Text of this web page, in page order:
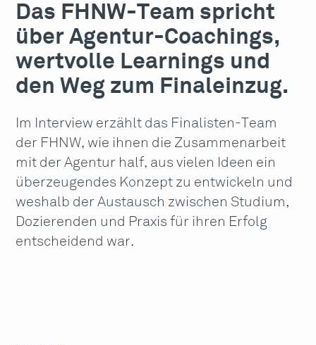
Das FHNW-Team spricht
über Agentur-Coachings,
wertvolle Learnings und
den Weg zum Finaleinzug.
Im Interview erzählt das Finalisten-Team
der FHNW, wie ihnen die Zusammenarbeit
mit der Agentur half, aus vielen Ideen ein
überzeugendes Konzept zu entwickeln und
weshalb der Austausch zwischen Studium,
Dozierenden und Praxis für ihren Erfolg
entscheidend war.